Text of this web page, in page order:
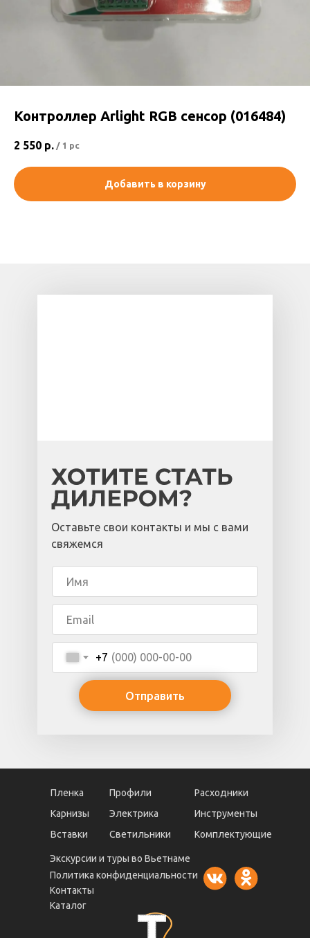
Контроллер Arlight RGB сенсор (016484)
2 550 р. / 1 pc
Добавить в корзину
+7
Отправить
Оставьте свои контакты и мы с вами
свяжемся
Пленка Профили
Вставки Комплектующие
Светильники
Карнизы Электрика Инструменты
Политика конфиденциальности
Экскурсии и туры во Вьетнаме
Каталог
Контакты
Расходники